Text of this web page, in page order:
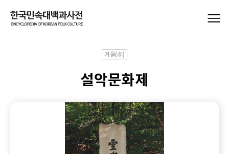
겨울(冬)
설악문화제